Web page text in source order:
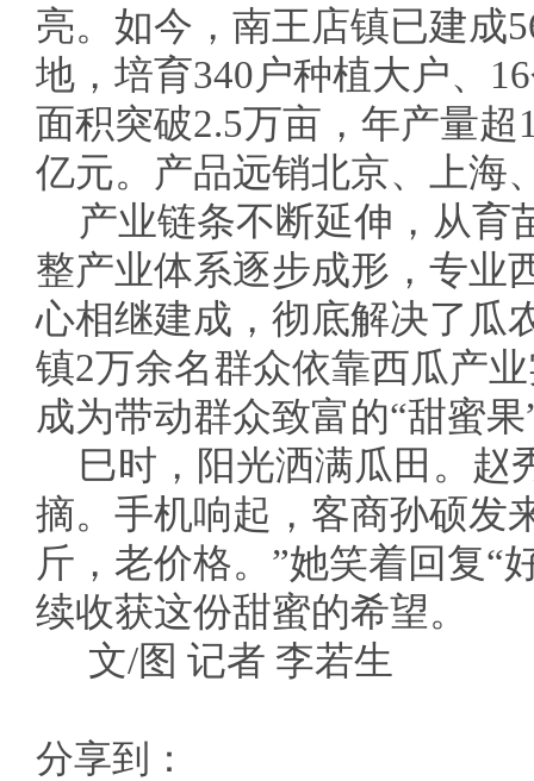
亮。如今，南王店镇已建成
地，培育340户种植大户、
面积突破2.5万亩，年产量超
亿元。产品远销北京、上海
产业链条不断延伸，从育
整产业体系逐步成形，专业
心相继建成，彻底解决了瓜
镇2万余名群众依靠西瓜产
成为带动群众致富的“甜蜜果
巳时，阳光洒满瓜田。赵
摘。手机响起，客商孙硕发
斤，老价格。”她笑着回复“
续收获这份甜蜜的希望。
文/图 记者 李若生
分享到：